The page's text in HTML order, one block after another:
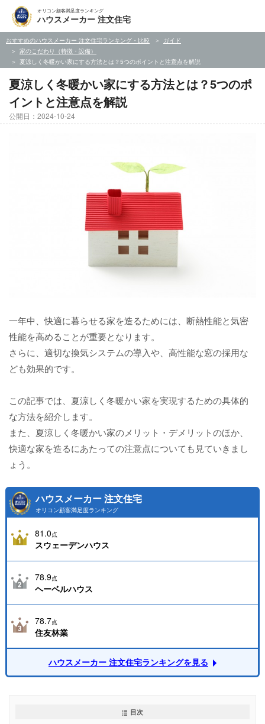
オリコン顧客満足度ランキング
ハウスメーカー 注文住宅
おすすめのハウスメーカー 注文住宅ランキング・比較
ガイド
家のこだわり（特徴・設備）
夏涼しく冬暖かい家にする方法とは？5つのポイントと注意点を解説
夏涼しく冬暖かい家にする方法とは？5つのポ
イントと注意点を解説
公開日：2024-10-24
一年中、快適に暮らせる家を造るためには、断熱性能と気密
性能を高めることが重要となります。
さらに、適切な換気システムの導入や、高性能な窓の採用な
ども効果的です。
この記事では、夏涼しく冬暖かい家を実現するための具体的
な方法を紹介します。
また、夏涼しく冬暖かい家のメリット・デメリットのほか、
快適な家を造るにあたっての注意点についても見ていきまし
ょう。
ハウスメーカー 注文住宅
オリコン顧客満足度ランキング
81.0点
スウェーデンハウス
78.9点
ヘーベルハウス
78.7点
住友林業
ハウスメーカー 注文住宅ランキングを見る
目次